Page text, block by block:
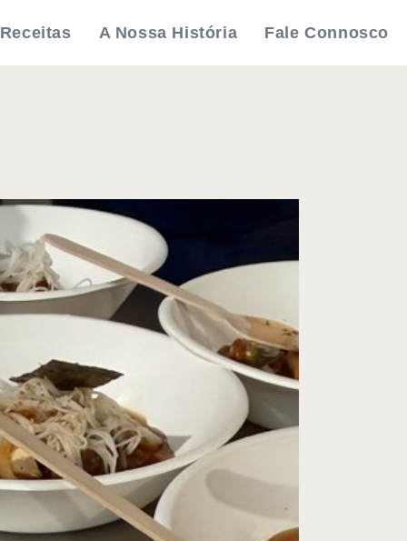
Receitas A Nossa História Fale Connosco